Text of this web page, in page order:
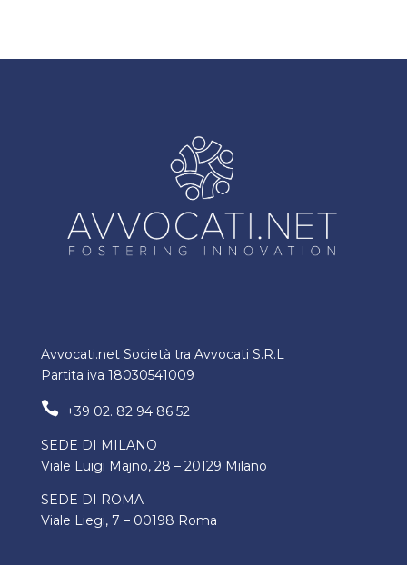
Avvocati.net Società tra Avvocati S.R.L
Partita iva 18030541009
 +39 02. 82 94 86 52
SEDE DI MILANO
Viale Luigi Majno, 28 – 20129 Milano
SEDE DI ROMA
Viale Liegi, 7 – 00198 Roma